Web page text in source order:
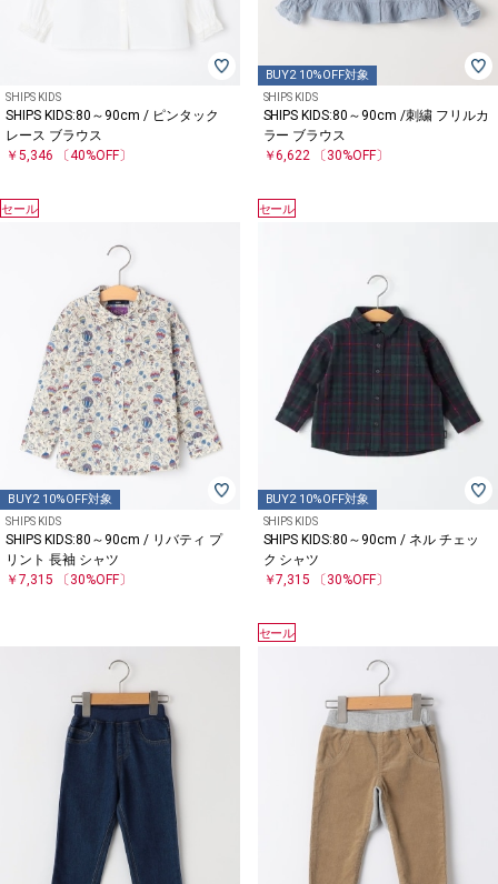
SHIPS KIDS
SHIPS KIDS:80～90cm / ピンタック
レース ブラウス
￥5,346 〔40%OFF〕
BUY2 10%OFF対象
SHIPS KIDS
SHIPS KIDS:80～90cm /刺繍 フリルカ
ラー ブラウス
￥6,622
〔30%OFF〕
セール
BUY2 10%OFF対象
SHIPS KIDS
SHIPS KIDS:80～90cm / リバティ プ
リント 長袖 シャツ
￥7,315 〔30%OFF〕
セール
BUY2 10%OFF対象
SHIPS KIDS
SHIPS KIDS:80～90cm / ネル チェッ
ク シャツ
￥7,315
〔30%OFF〕
セール